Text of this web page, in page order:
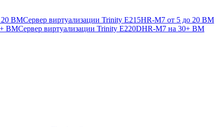
Сервер виртуализации Trinity E215HR-M7 от 5 до 20 ВМ
Сервер виртуализации Trinity E220DHR-M7 на 30+ ВМ